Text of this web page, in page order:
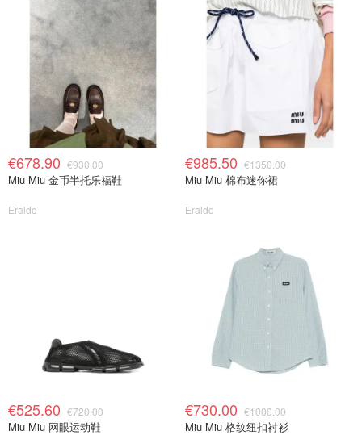
€678.90 €930.00
Miu Miu 金币半托乐福鞋
Eraldo
€985.50 €1350.00
Miu Miu 棉布迷你裙
Eraldo
€525.60 €720.00
Miu Miu 网眼运动鞋
€730.00 €1000.00
Miu Miu 格纹纽扣衬衫